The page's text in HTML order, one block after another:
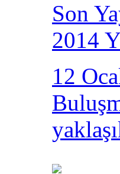
Son
2014
12